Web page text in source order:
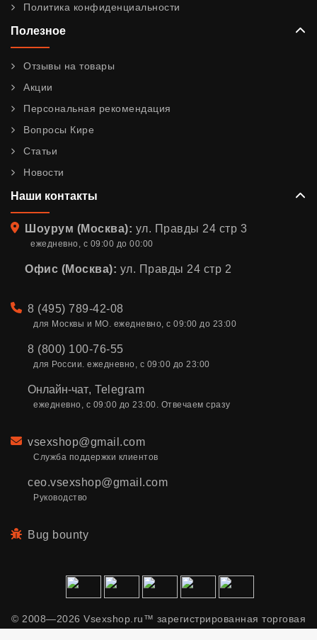
Политика конфиденциальности
Полезное
Отзывы на товары
Акции
Персональная рекомендация
Вопросы Кире
Статьи
Новости
Наши контакты
Адрес
Шоурум (Москва): ул. Правды 24 стр 3
ежедневно, с 09:00 до 00:00
Офис (Москва): ул. Правды 24 стр 2
Телефон
8 (495) 789-42-08
для Москвы и МО. ежедневно, с 09:00 до 23:00
8 (800) 100-76-55
для России. ежедневно, с 09:00 до 23:00
Онлайн-чат, Telegram
ежедневно, с 09:00 до 23:00. Отвечаем сразу
Email
vsexshop@gmail.com
Служба поддержки клиентов
ceo.vsexshop@gmail.com
Руководство
Bug bounty
© 2008—2026 Vsexshop.ru™ зарегистрированная торговая